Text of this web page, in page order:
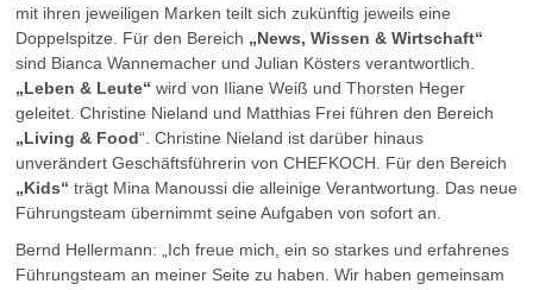
mit ihren jeweiligen Marken teilt sich zukünftig jeweils eine
Doppelspitze. Für den Bereich „News, Wissen & Wirtschaft“
sind Bianca Wannemacher und Julian Kösters verantwortlich.
„Leben & Leute“ wird von Iliane Weiß und Thorsten Heger
geleitet. Christine Nieland und Matthias Frei führen den Bereich
„Living & Food“. Christine Nieland ist darüber hinaus
unverändert Geschäftsführerin von CHEFKOCH. Für den Bereich
„Kids“ trägt Mina Manoussi die alleinige Verantwortung. Das neue
Führungsteam übernimmt seine Aufgaben von sofort an.
Bernd Hellermann: „Ich freue mich, ein so starkes und erfahrenes
Führungsteam an meiner Seite zu haben. Wir haben gemeinsam